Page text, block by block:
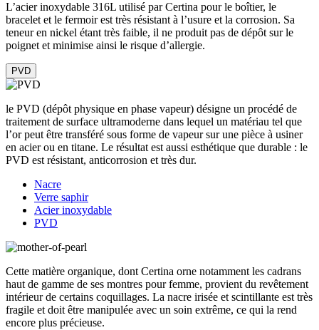
L’acier inoxydable 316L utilisé par Certina pour le boîtier, le
bracelet et le fermoir est très résistant à l’usure et la corrosion. Sa
teneur en nickel étant très faible, il ne produit pas de dépôt sur le
poignet et minimise ainsi le risque d’allergie.
PVD
le PVD (dépôt physique en phase vapeur) désigne un procédé de
traitement de surface ultramoderne dans lequel un matériau tel que
l’or peut être transféré sous forme de vapeur sur une pièce à usiner
en acier ou en titane. Le résultat est aussi esthétique que durable : le
PVD est résistant, anticorrosion et très dur.
Nacre
Verre saphir
Acier inoxydable
PVD
Cette matière organique, dont Certina orne notamment les cadrans
haut de gamme de ses montres pour femme, provient du revêtement
intérieur de certains coquillages. La nacre irisée et scintillante est très
fragile et doit être manipulée avec un soin extrême, ce qui la rend
encore plus précieuse.